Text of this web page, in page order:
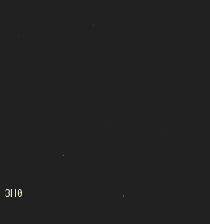
déc. et 01 janvier